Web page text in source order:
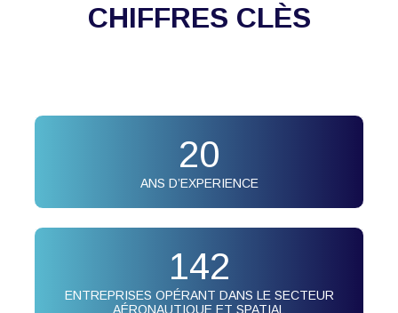
CHIFFRES CLÈS
20
ANS D’EXPERIENCE
142
ENTREPRISES OPÉRANT DANS LE SECTEUR
AÉRONAUTIQUE ET SPATIAL